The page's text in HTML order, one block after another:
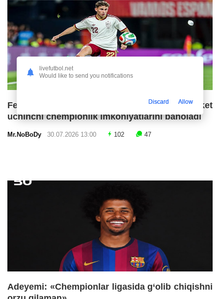
Fermin Lopes «Barselona»ning ketma-ket
uchinchi chempionlik imkoniyatlarini baholadi
Mr.NoBoDy 30.07.2026 13:00 102 47
Adeyemi: «Chempionlar ligasida g‘olib chiqishni
livefutbol.net
Would like to send you notifications
Discard Allow